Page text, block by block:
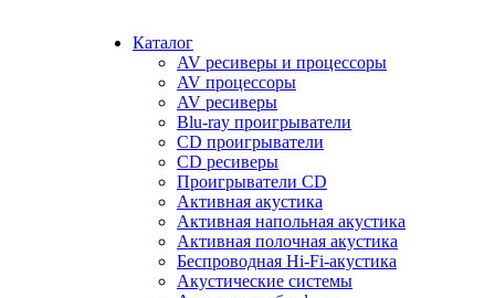
Каталог
AV ресиверы и процессоры
AV процессоры
AV ресиверы
Blu-ray проигрыватели
CD проигрыватели
CD ресиверы
Проигрыватели CD
Активная акустика
Активная напольная акустика
Активная полочная акустика
Беспроводная Hi-Fi-акустика
Акустические системы